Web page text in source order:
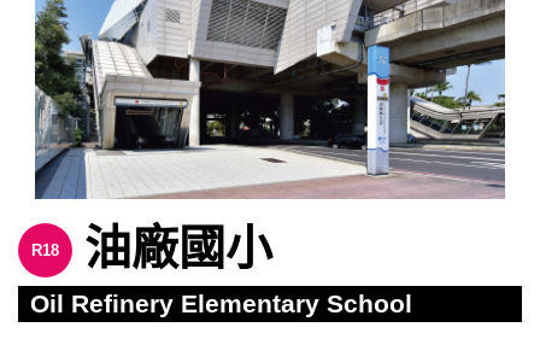
R18 油廠國小
Oil Refinery Elementary School